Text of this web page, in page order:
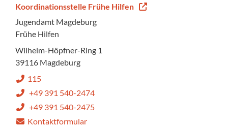
Koordinationsstelle Frühe Hilfen
Jugendamt Magdeburg
Frühe Hilfen
Wilhelm-Höpfner-Ring 1
39116 Magdeburg
115
+49 391 540-2474
+49 391 540-2475
Kontaktformular